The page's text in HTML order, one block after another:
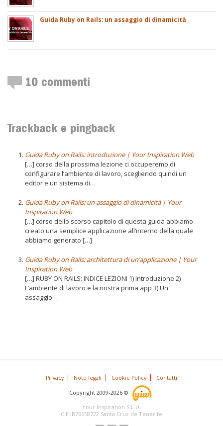
Guida Ruby on Rails: un assaggio di dinamicità
10 commenti
Trackback e pingback
Guida Ruby on Rails: introduzione | Your Inspiration Web
[…] corso della prossima lezione ci occuperemo di
configurare l’ambiente di lavoro, scegliendo quindi un
editor e un sistema di…
Guida Ruby on Rails: un assaggio di dinamicità | Your
Inspiration Web
[…] corso dello scorso capitolo di questa guida abbiamo
creato una semplice applicazione all’interno della quale
abbiamo generato […]
Guida Ruby on Rails: architettura di un’applicazione | Your
Inspiration Web
[…] RUBY ON RAILS: INDICE LEZIONI 1) Introduzione 2)
L’ambiente di lavoro e la nostra prima app 3) Un
assaggio…
Privacy Note legali Cookie Policy Contatti
Copyright 2009-2026 ©
Your Inspiration S.L.U.
CIF: B76658772 Santa Cruz de Tenerife